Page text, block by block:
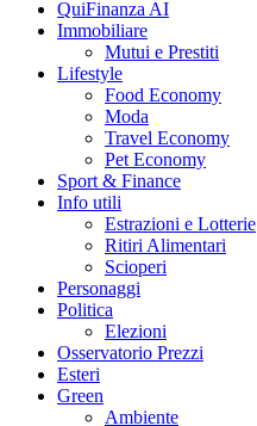
QuiFinanza AI
Immobiliare
Mutui e Prestiti
Lifestyle
Food Economy
Moda
Travel Economy
Pet Economy
Sport & Finance
Info utili
Estrazioni e Lotterie
Ritiri Alimentari
Scioperi
Personaggi
Politica
Elezioni
Osservatorio Prezzi
Esteri
Green
Ambiente